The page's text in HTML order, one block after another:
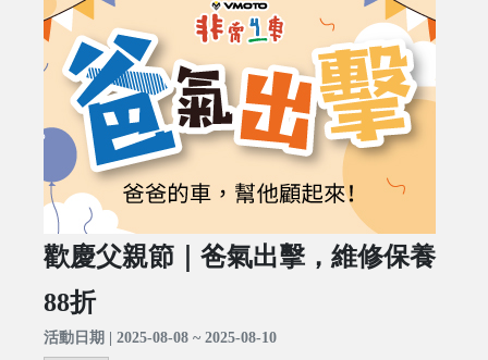
歡慶父親節｜爸氣出擊，維修保養
88折
活動日期 | 2025-08-08 ~ 2025-08-10